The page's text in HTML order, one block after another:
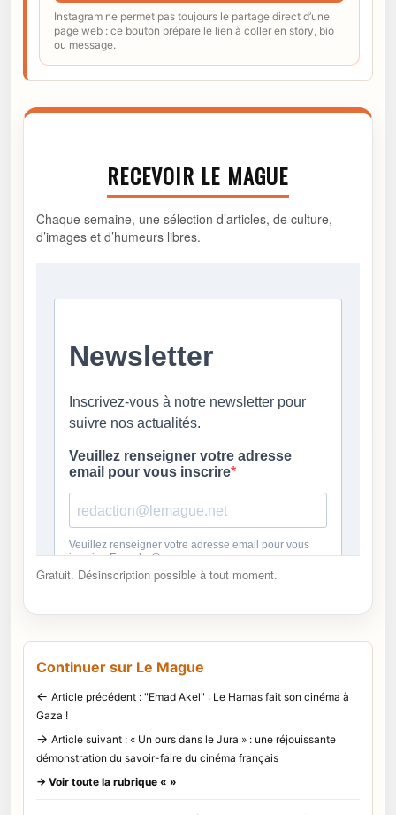
Instagram ne permet pas toujours le partage direct d’une
page web : ce bouton prépare le lien à coller en story, bio
ou message.
RECEVOIR LE MAGUE
Chaque semaine, une sélection d’articles, de culture,
d’images et d’humeurs libres.
Gratuit. Désinscription possible à tout moment.
Continuer sur Le Mague
← Article précédent : "Emad Akel" : Le Hamas fait son cinéma à
Gaza !
→ Article suivant : « Un ours dans le Jura » : une réjouissante
démonstration du savoir-faire du cinéma français
→ Voir toute la rubrique « »